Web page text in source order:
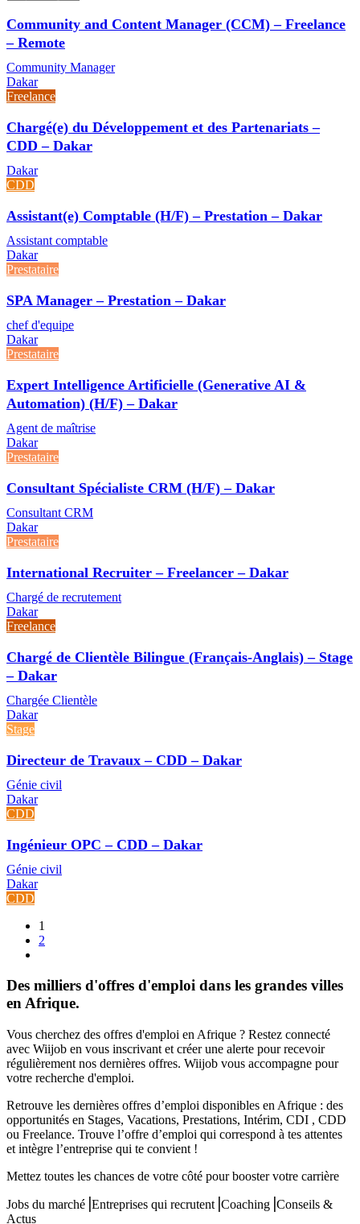
Community and Content Manager (CCM) – Freelance
– Remote
Community Manager
Dakar
Freelance
Chargé(e) du Développement et des Partenariats –
CDD – Dakar
Dakar
CDD
Assistant(e) Comptable (H/F) – Prestation – Dakar
Assistant comptable
Dakar
Prestataire
SPA Manager – Prestation – Dakar
chef d'equipe
Dakar
Prestataire
Expert Intelligence Artificielle (Generative AI &
Automation) (H/F) – Dakar
Agent de maîtrise
Dakar
Prestataire
Consultant Spécialiste CRM (H/F) – Dakar
Consultant CRM
Dakar
Prestataire
International Recruiter – Freelancer – Dakar
Chargé de recrutement
Dakar
Freelance
Chargé de Clientèle Bilingue (Français-Anglais) – Stage
– Dakar
Chargée Clientèle
Dakar
Stage
Directeur de Travaux – CDD – Dakar
Génie civil
Dakar
CDD
Ingénieur OPC – CDD – Dakar
Génie civil
Dakar
CDD
1
2
Des milliers d'offres d'emploi dans les grandes villes
en Afrique.
Vous cherchez des offres d'emploi en Afrique ? Restez connecté
avec Wiijob en vous inscrivant et créer une alerte pour recevoir
régulièrement nos dernières offres. Wiijob vous accompagne pour
votre recherche d'emploi.
Retrouve les dernières offres d’emploi disponibles en Afrique : des
opportunités en Stages, Vacations, Prestations, Intérim, CDI , CDD
ou Freelance. Trouve l’offre d’emploi qui correspond à tes attentes
et intègre l’entreprise qui te convient !
Mettez toutes les chances de votre côté pour booster votre carrière
Jobs du marché⎟Entreprises qui recrutent⎟Coaching⎟Conseils &
Actus